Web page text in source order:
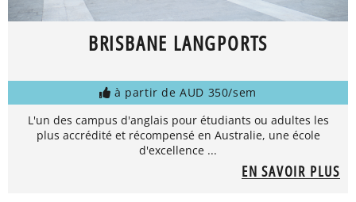
BRISBANE LANGPORTS
à partir de AUD 350/sem
L'un des campus d'anglais pour étudiants ou adultes les
plus accrédité et récompensé en Australie, une école
d'excellence ...
EN SAVOIR PLUS